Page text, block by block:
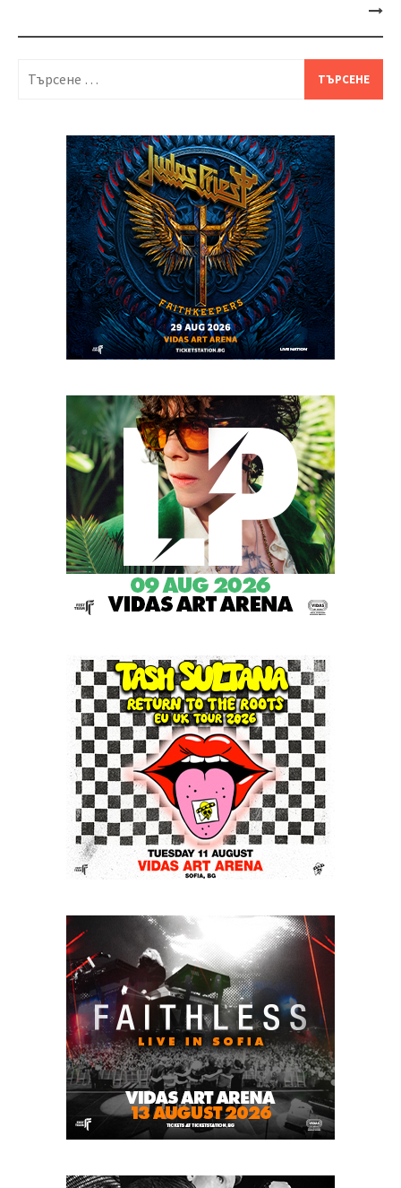
Търсене